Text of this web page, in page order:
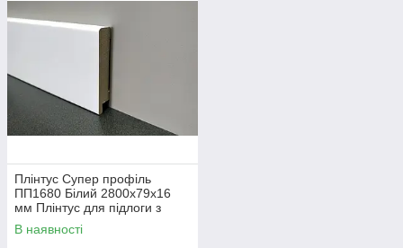
Плінтус Супер профіль
ПП1680 Білий 2800х79х16
мм Плінтус для підлоги з
мдф Мінімалістичний плінтус
В наявності